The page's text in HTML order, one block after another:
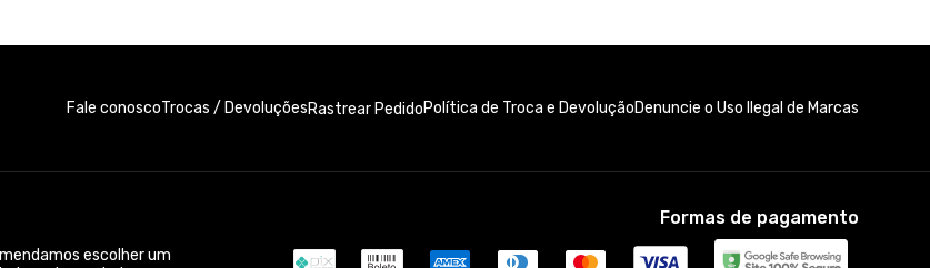
Fale conoscoTrocas / DevoluçõesRastrear PedidoPolítica de Troca e DevoluçãoDenuncie o Uso Ilegal de Marcas
escolher um
Formas de pagamento